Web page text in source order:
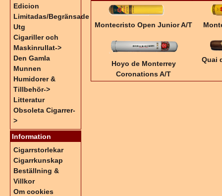
Montecristo Open Junior A/T
Hoyo de Monterrey
Coronations A/T
Quai
Edicion
Limitadas/Begränsade
Utg
Cigariller och
Maskinrullat->
Den Gamla
Munnen
Humidorer &
Tillbehör->
Litteratur
Obsoleta Cigarrer-
>
Information
Cigarrstorlekar
Cigarrkunskap
Beställning &
Villkor
Om cookies